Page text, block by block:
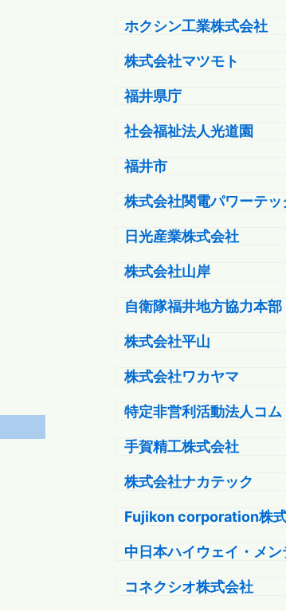
ホクシン工業株式会社
株式会社マツモト
福井県庁
社会福祉法人光道園
福井市
株式会社関電パワーテッ
日光産業株式会社
株式会社山岸
自衛隊福井地方協力本部
株式会社平山
株式会社ワカヤマ
特定非営利活動法人コ
手賀精工株式会社
株式会社ナカテック
Fujikon corporation株
中日本ハイウェイ・メ
コネクシオ株式会社